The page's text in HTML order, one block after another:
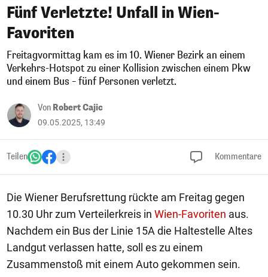
Fünf Verletzte! Unfall in Wien-
Favoriten
Freitagvormittag kam es im 10. Wiener Bezirk an einem
Verkehrs-Hotspot zu einer Kollision zwischen einem Pkw
und einem Bus – fünf Personen verletzt.
Von Robert Cajic
09.05.2025, 13:49
Teilen Kommentare
Die Wiener Berufsrettung rückte am Freitag gegen
10.30 Uhr zum Verteilerkreis in Wien-Favoriten aus.
Nachdem ein Bus der Linie 15A die Haltestelle Altes
Landgut verlassen hatte, soll es zu einem
Zusammenstoß mit einem Auto gekommen sein.